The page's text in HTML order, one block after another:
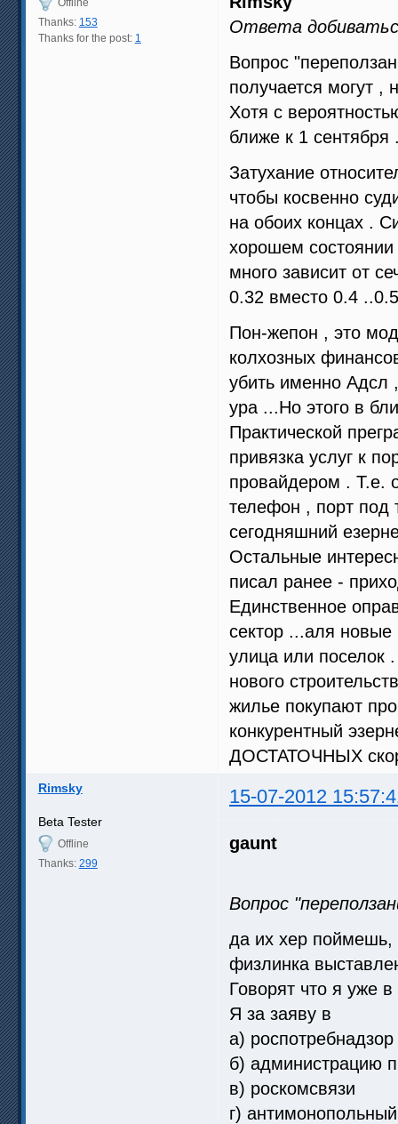
Offline
Thanks: 153
Thanks for the post: 1
Ответа
Вопрос
получается могут ,
Хотя с
ближе к 1 сентября
Затухание
чтобы косвенно
на обоих концах .
хорошем
много зависит от
0.32 вместо 0.4
Пон-жепон , это
колхозных
убить именно Адсл
ура ...Но этого в
Практической
привязка услуг к
провайдером . Т.е.
телефон , порт под
сегодняшний
Остальные
писал ранее -
Единственное
сектор ...аля
улица или поселок
нового
жилье покупают
конкурентный
ДОСТАТОЧНЫХ
Rimsky 15-07-2012
Beta Tester
Offline
Thanks: 299
gaunt
Вопрос
да их хер поймешь,
физлинка
Говорят что я уже
Я за заяву в
а) роспотребнадзор
б) администрацию
в) роскомсвязи
г)